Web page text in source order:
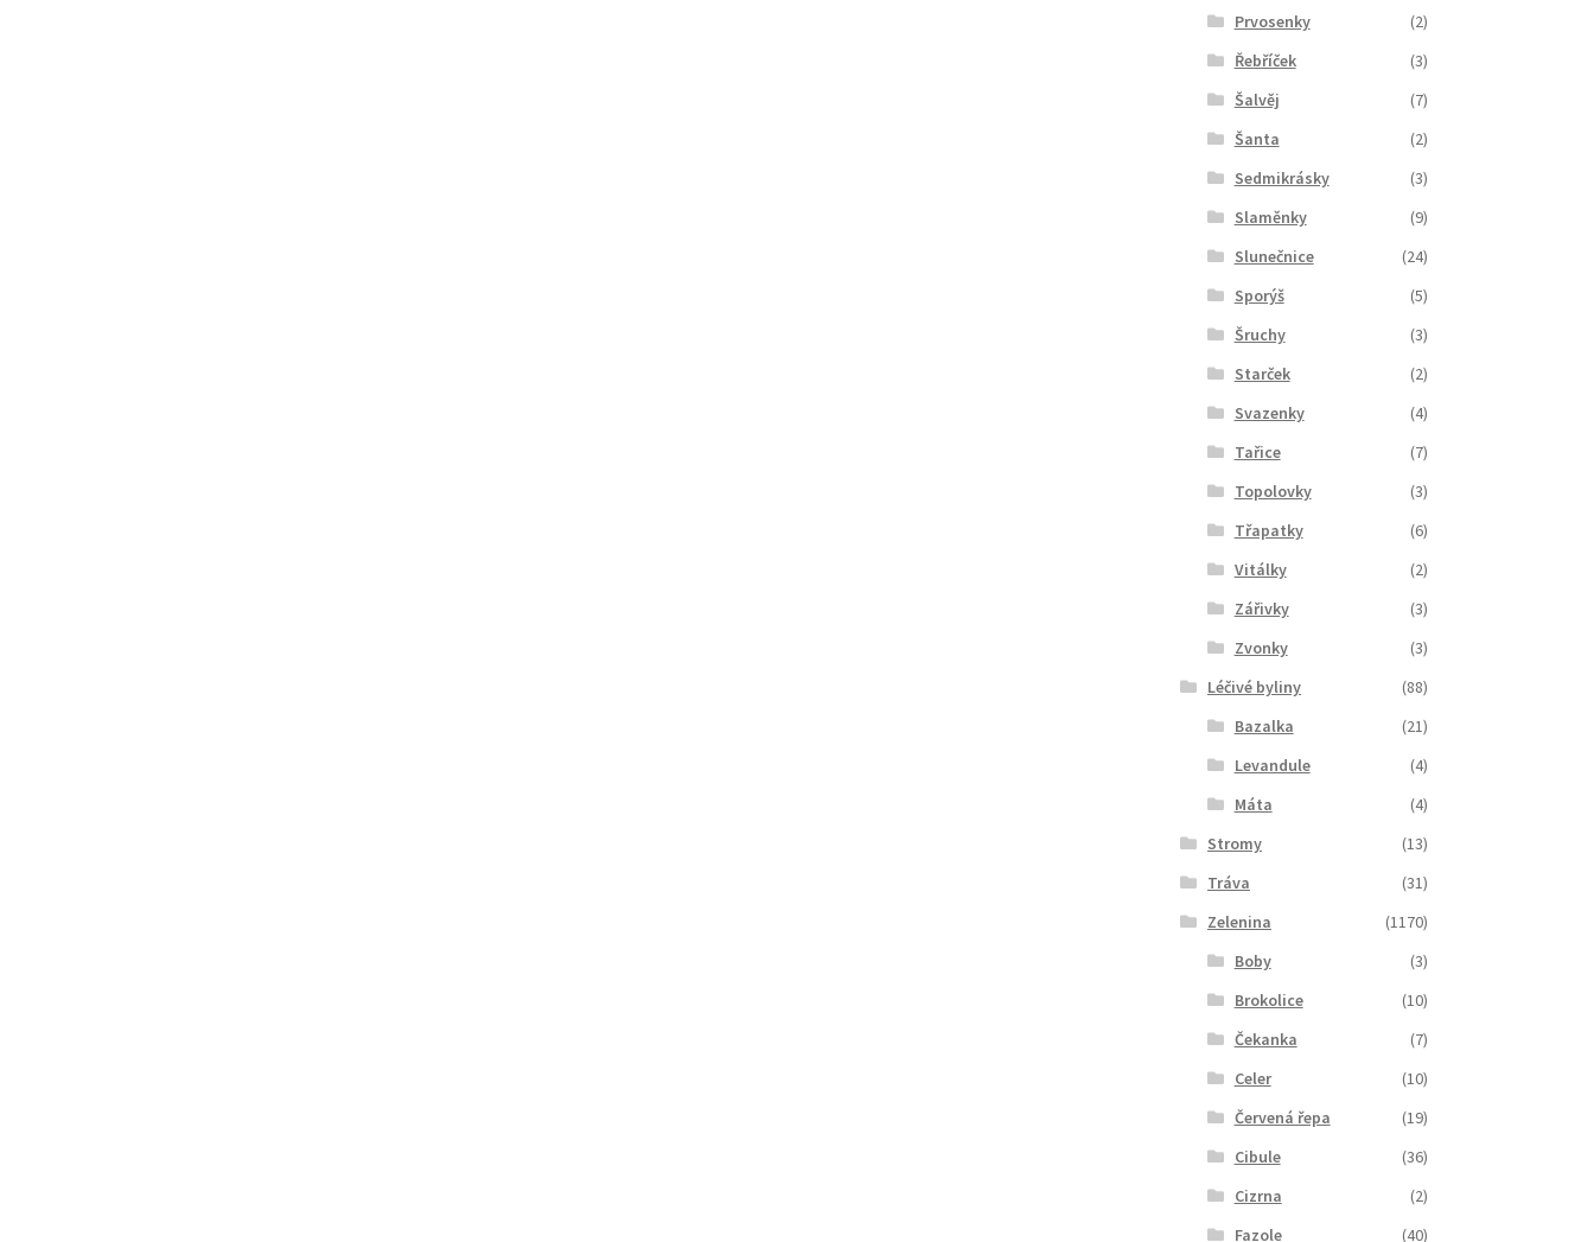
Prvosenky
(2)
Řebříček
(3)
Šalvěj
(7)
Šanta
(2)
Sedmikrásky
(3)
Slaměnky
(9)
Slunečnice
(24)
Sporýš
(5)
Šruchy
(3)
Starček
(2)
Svazenky
(4)
Tařice
(7)
Topolovky
(3)
Třapatky
(6)
Vitálky
(2)
Zářivky
(3)
Zvonky
(3)
Léčivé byliny
(88)
Bazalka
(21)
Levandule
(4)
Máta
(4)
Stromy
(13)
Tráva
(31)
Zelenina
(1170)
Boby
(3)
Brokolice
(10)
Čekanka
(7)
Celer
(10)
Červená řepa
(19)
Cibule
(36)
Cizrna
(2)
Fazole
(40)